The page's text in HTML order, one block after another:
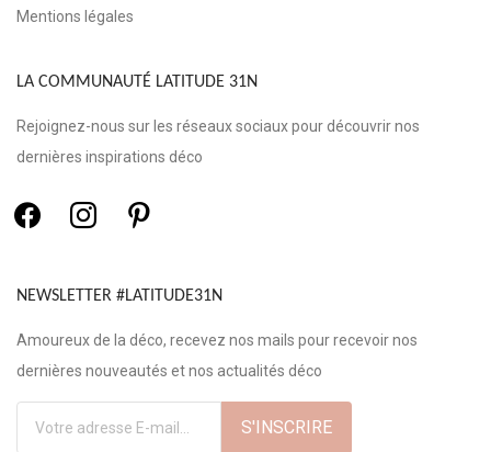
Mentions légales
LA COMMUNAUTÉ LATITUDE 31N
Rejoignez-nous sur les réseaux sociaux pour découvrir nos
dernières inspirations déco
NEWSLETTER #LATITUDE31N
Amoureux de la déco, recevez nos mails pour recevoir nos
dernières nouveautés et nos actualités déco